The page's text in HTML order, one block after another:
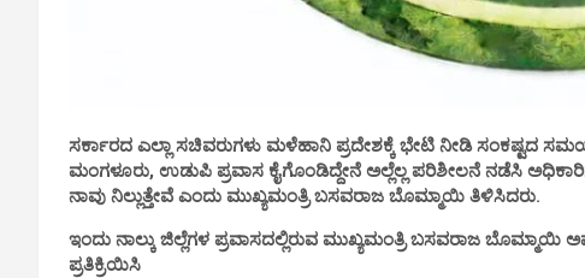
ಸರ್ಕಾರದ ಎಲ್ಲಾ ಸಚಿವರುಗಳು ಮಳೆಹಾನಿ ಪ್ರದೇಶಕ್ಕೆ ಭೇಟಿ ನೀಡಿ ಸಂಕಷ್ಟದ
ಮಂಗಳೂರು, ಉಡುಪಿ ಪ್ರವಾಸ ಕೈಗೊಂಡಿದ್ದೇನೆ ಅಲ್ಲೆಲ್ಲ ಪರಿಶೀಲನೆ ನಡೆಸಿ
ನಾವು ನಿಲ್ಲುತ್ತೇವೆ ಎಂದು ಮುಖ್ಯಮಂತ್ರಿ ಬಸವರಾಜ ಬೊಮ್ಮಾಯಿ ತಿಳಿಸಿದರು.
ಇಂದು ನಾಲ್ಕು ಜಿಲ್ಲೆಗಳ ಪ್ರವಾಸದಲ್ಲಿರುವ ಮುಖ್ಯಮಂತ್ರಿ ಬಸವರಾಜ
ಪ್ರತಿಕ್ರಿಯಿಸಿ